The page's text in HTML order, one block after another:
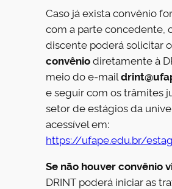
Caso já exista convênio
com a parte concedente,
discente poderá solicitar
convêniodiretamente à
meio do e-mail
e seguir com os trâmites
setor de estágios da
acessível em:
https://ufape.edu.br/
Se não houver convênio
DRINT poderá iniciar as